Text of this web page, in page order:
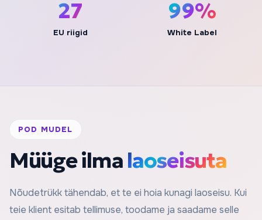
27
EU riigid
100%
White Label
POD MUDEL
Müüge ilma laoseisuta
Nõudetrükk tähendab, et te ei hoia kunagi laoseisu. Kui
teie klient esitab tellimuse, toodame ja saadame selle